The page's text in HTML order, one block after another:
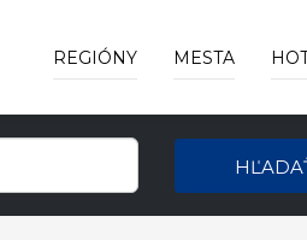
REGIÓNY MESTA